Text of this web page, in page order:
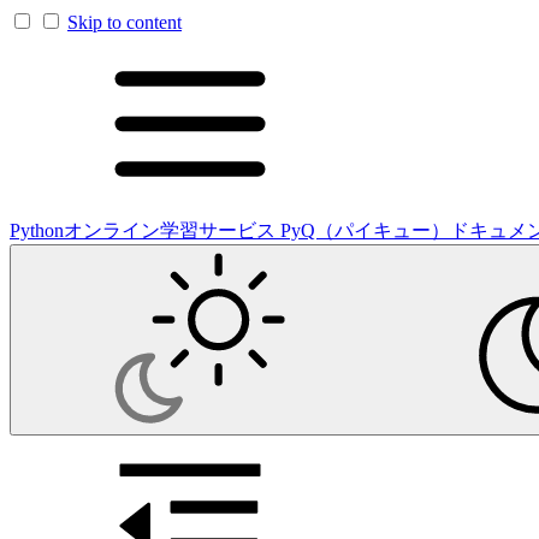
Skip to content
Pythonオンライン学習サービス PyQ（パイキュー）ドキュメ